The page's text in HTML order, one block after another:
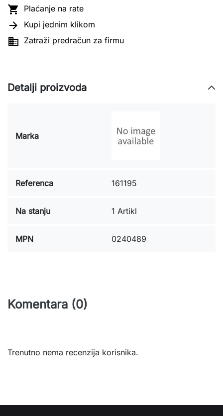
 Plaćanje na rate
 Kupi jednim klikom
 Zatraži predračun za firmu
Detalji proizvoda
Marka
Referenca 161195
Na stanju 1 Artikl
MPN 0240489
Komentara (0)
Trenutno nema recenzija korisnika.